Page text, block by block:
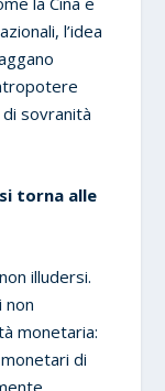
l’idea
sovranità
torna alle
illudersi.
non
monetaria:
di